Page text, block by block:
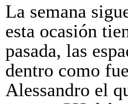
La semana
esta ocasión
pasada, las
dentro como
Alessandro el